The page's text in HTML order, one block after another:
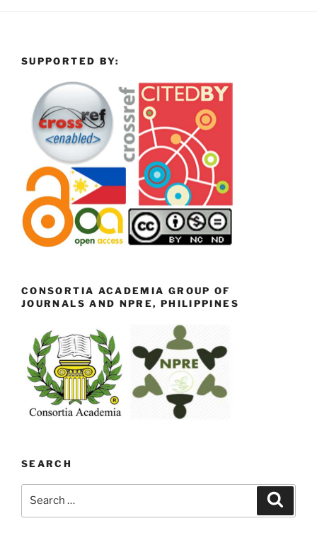
SUPPORTED BY:
CONSORTIA ACADEMIA GROUP OF
JOURNALS AND NPRE, PHILIPPINES
SEARCH